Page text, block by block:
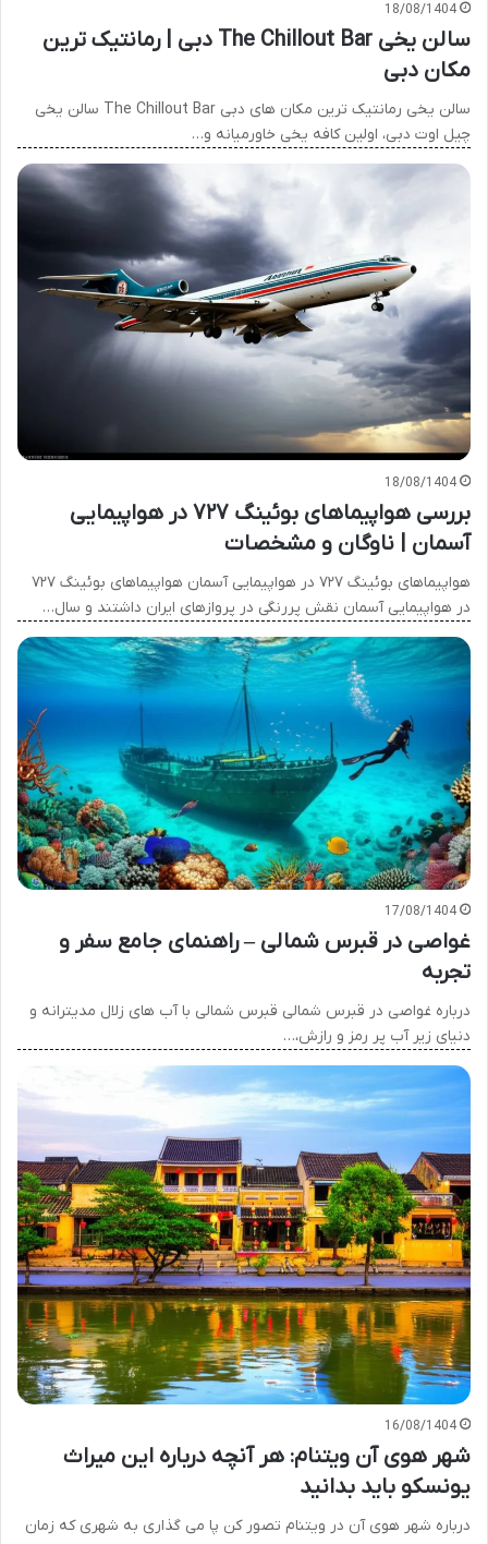
18/08/1404
سالن یخی The Chillout Bar دبی | رمانتیک ترین
مکان دبی
سالن یخی رمانتیک ترین مکان های دبی The Chillout Bar سالن یخی
چیل اوت دبی، اولین کافه یخی خاورمیانه و…
18/08/1404
بررسی هواپیماهای بوئینگ ۷۲۷ در هواپیمایی
آسمان | ناوگان و مشخصات
هواپیماهای بوئینگ ۷۲۷ در هواپیمایی آسمان هواپیماهای بوئینگ ۷۲۷
در هواپیمایی آسمان نقش پررنگی در پروازهای ایران داشتند و سال…
17/08/1404
غواصی در قبرس شمالی – راهنمای جامع سفر و
تجربه
درباره غواصی در قبرس شمالی قبرس شمالی با آب های زلال مدیترانه و
دنیای زیر آب پر رمز و رازش،…
16/08/1404
شهر هوی آن ویتنام: هر آنچه درباره این میراث
یونسکو باید بدانید
درباره شهر هوی آن در ویتنام تصور کن پا می گذاری به شهری که زمان